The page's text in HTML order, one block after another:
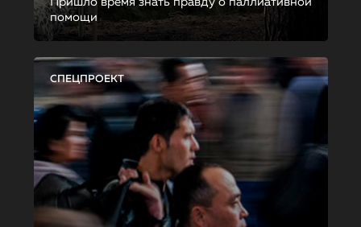
помощи
СПЕЦПРОЕКТ